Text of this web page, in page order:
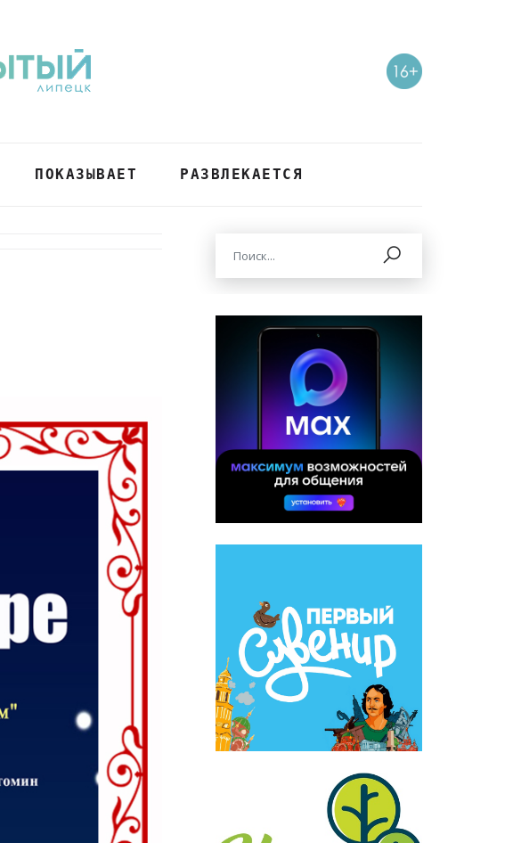
ПОКАЗЫВАЕТ РАЗВЛЕКАЕТСЯ